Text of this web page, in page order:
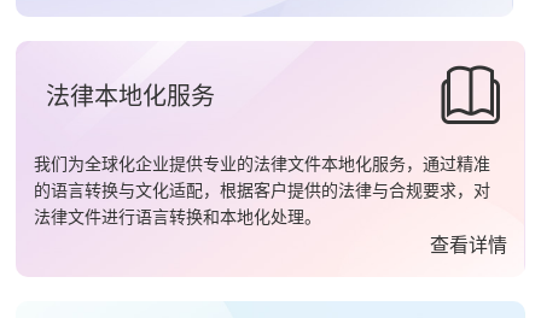
法律本地化服务
我们为全球化企业提供专业的法律文件本地化服务，通过精准
的语言转换与文化适配，根据客户提供的法律与合规要求，对
法律文件进行语言转换和本地化处理。
查看详情